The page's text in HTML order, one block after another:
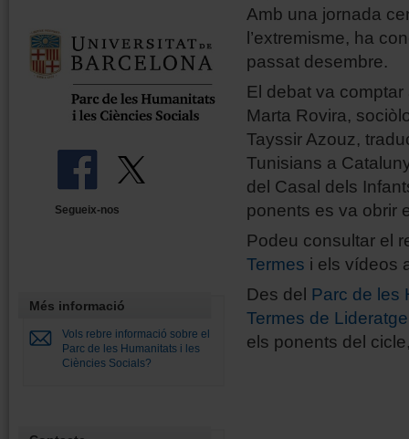
Segueix-nos
Més informació
Vols rebre informació sobre el
Parc de les Humanitats i les
Ciències Socials?
Amb una jornada
l’extremisme, ha
passat desembre.
El debat va
Marta Rovira,
Tayssir Azouz,
Tunisians a
del Casal dels
ponents es va obrir
Podeu consultar el
Termes i els vídeos
Des del Parc de les
Termes de
els ponents del